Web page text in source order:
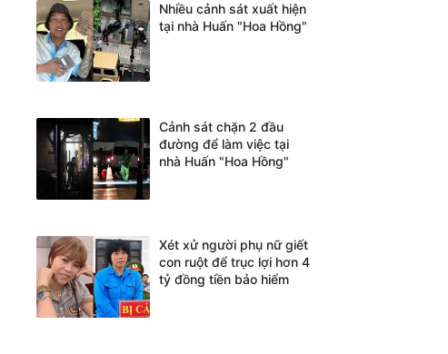
Nhiều cảnh sát xuất hiện
tại nhà Huấn "Hoa Hồng"
Cảnh sát chặn 2 đầu
đường để làm việc tại
nhà Huấn "Hoa Hồng"
Xét xử người phụ nữ giết
con ruột để trục lợi hơn 4
tỷ đồng tiền bảo hiểm